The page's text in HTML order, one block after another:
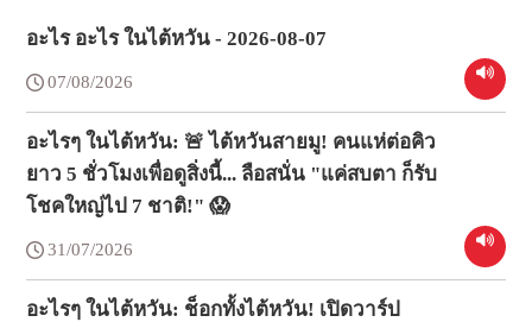
อะไร อะไร ในไต้หวัน - 2026-08-07
07/08/2026
อะไรๆ ในไต้หวัน: 🚨 ไต้หวันสายมู! คนแห่ต่อคิว
ยาว 5 ชั่วโมงเพื่อดูสิ่งนี้... ลือสนั่น "แค่สบตา ก็รับ
โชคใหญ่ไป 7 ชาติ!" 😱
31/07/2026
อะไรๆ ในไต้หวัน: ช็อกทั้งไต้หวัน! เปิดวาร์ป